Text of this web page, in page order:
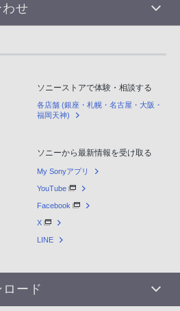
せ
ソニーストアで体験・相談する
各店舗 (銀座・札幌・名古屋・大阪・
福岡天神)
ソニーから最新情報を受け取る
My Sonyアプリ
YouTube
Facebook
X
LINE
ード